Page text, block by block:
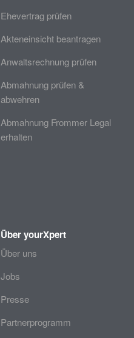
Ehevertrag prüfen
Akteneinsicht beantragen
Anwaltsrechnung prüfen
Abmahnung prüfen &
abwehren
Abmahnung Frommer Legal
erhalten
Über yourXpert
Über uns
Jobs
Presse
Partnerprogramm